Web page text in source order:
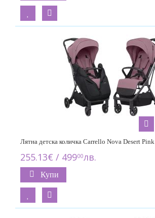
Лятна детска количка Carrello Nova Desert Pink
255.13€ / 49900лв.
Купи